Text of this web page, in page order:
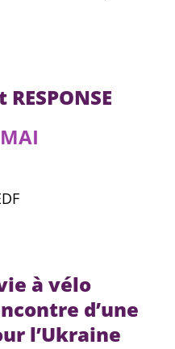
à vélo
d’une
l’Ukraine